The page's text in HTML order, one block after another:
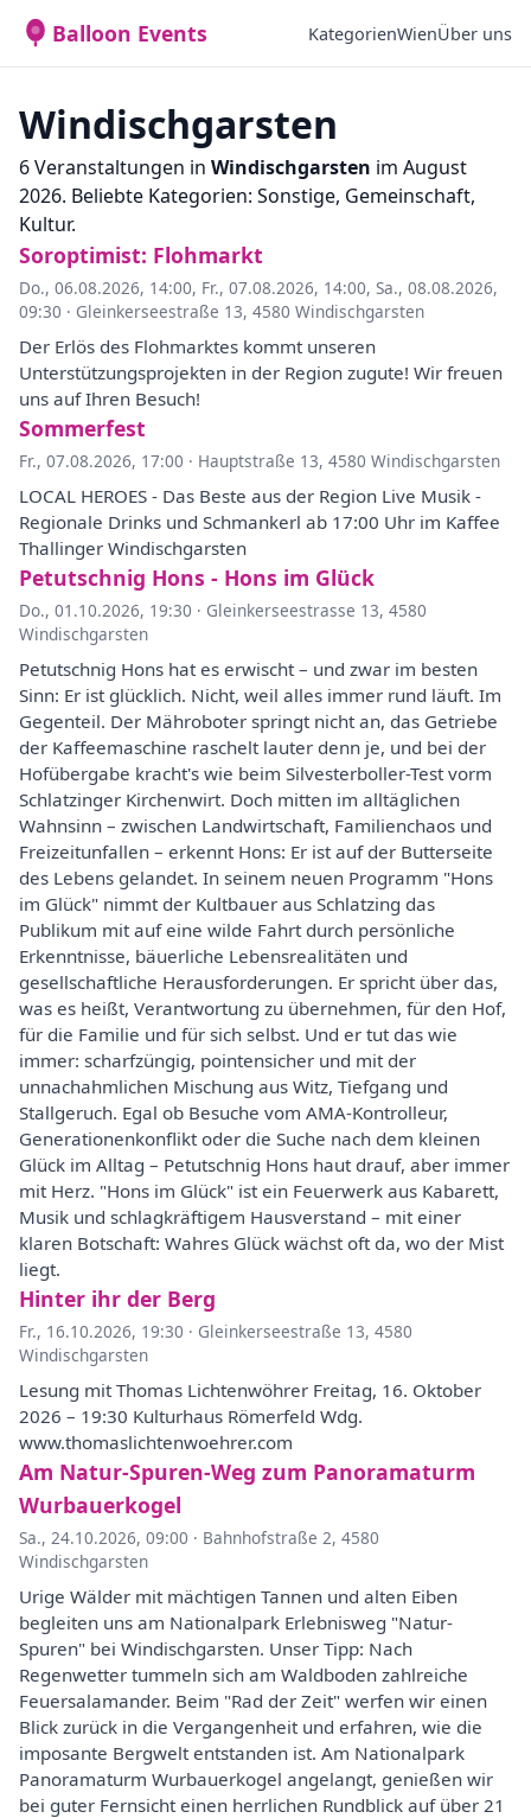
Balloon Events KategorienWienÜber uns
Windischgarsten
6 Veranstaltungen in Windischgarsten im August
2026. Beliebte Kategorien: Sonstige, Gemeinschaft,
Kultur.
Soroptimist: Flohmarkt
Do., 06.08.2026, 14:00, Fr., 07.08.2026, 14:00, Sa., 08.08.2026,
09:30 · Gleinkerseestraße 13, 4580 Windischgarsten
Der Erlös des Flohmarktes kommt unseren
Unterstützungsprojekten in der Region zugute! Wir freuen
uns auf Ihren Besuch!
Sommerfest
Fr., 07.08.2026, 17:00 · Hauptstraße 13, 4580 Windischgarsten
LOCAL HEROES - Das Beste aus der Region Live Musik -
Regionale Drinks und Schmankerl ab 17:00 Uhr im Kaffee
Thallinger Windischgarsten
Petutschnig Hons - Hons im Glück
Do., 01.10.2026, 19:30 · Gleinkerseestrasse 13, 4580
Windischgarsten
Petutschnig Hons hat es erwischt – und zwar im besten
Sinn: Er ist glücklich. Nicht, weil alles immer rund läuft. Im
Gegenteil. Der Mähroboter springt nicht an, das Getriebe
der Kaffeemaschine raschelt lauter denn je, und bei der
Hofübergabe kracht's wie beim Silvesterboller-Test vorm
Schlatzinger Kirchenwirt. Doch mitten im alltäglichen
Wahnsinn – zwischen Landwirtschaft, Familienchaos und
Freizeitunfallen – erkennt Hons: Er ist auf der Butterseite
des Lebens gelandet. In seinem neuen Programm "Hons
im Glück" nimmt der Kultbauer aus Schlatzing das
Publikum mit auf eine wilde Fahrt durch persönliche
Erkenntnisse, bäuerliche Lebensrealitäten und
gesellschaftliche Herausforderungen. Er spricht über das,
was es heißt, Verantwortung zu übernehmen, für den Hof,
für die Familie und für sich selbst. Und er tut das wie
immer: scharfzüngig, pointensicher und mit der
unnachahmlichen Mischung aus Witz, Tiefgang und
Stallgeruch. Egal ob Besuche vom AMA-Kontrolleur,
Generationenkonflikt oder die Suche nach dem kleinen
Glück im Alltag – Petutschnig Hons haut drauf, aber immer
mit Herz. "Hons im Glück" ist ein Feuerwerk aus Kabarett,
Musik und schlagkräftigem Hausverstand – mit einer
klaren Botschaft: Wahres Glück wächst oft da, wo der Mist
liegt.
Hinter ihr der Berg
Fr., 16.10.2026, 19:30 · Gleinkerseestraße 13, 4580
Windischgarsten
Lesung mit Thomas Lichtenwöhrer Freitag, 16. Oktober
2026 – 19:30 Kulturhaus Römerfeld Wdg.
www.thomaslichtenwoehrer.com
Am Natur-Spuren-Weg zum Panoramaturm
Wurbauerkogel
Sa., 24.10.2026, 09:00 · Bahnhofstraße 2, 4580
Windischgarsten
Urige Wälder mit mächtigen Tannen und alten Eiben
begleiten uns am Nationalpark Erlebnisweg "Natur-
Spuren" bei Windischgarsten. Unser Tipp: Nach
Regenwetter tummeln sich am Waldboden zahlreiche
Feuersalamander. Beim "Rad der Zeit" werfen wir einen
Blick zurück in die Vergangenheit und erfahren, wie die
imposante Bergwelt entstanden ist. Am Nationalpark
Panoramaturm Wurbauerkogel angelangt, genießen wir
bei guter Fernsicht einen herrlichen Rundblick auf über 21